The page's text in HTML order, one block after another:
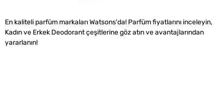
En kaliteli parfüm markaları Watsons'da! Parfüm fiyatlarını inceleyin,
Kadın ve Erkek Deodorant çeşitlerine göz atın ve avantajlarından
yararlanın!